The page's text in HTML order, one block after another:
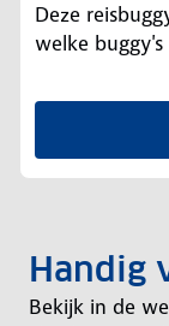
Deze
welke
Handig
Bekijk in de